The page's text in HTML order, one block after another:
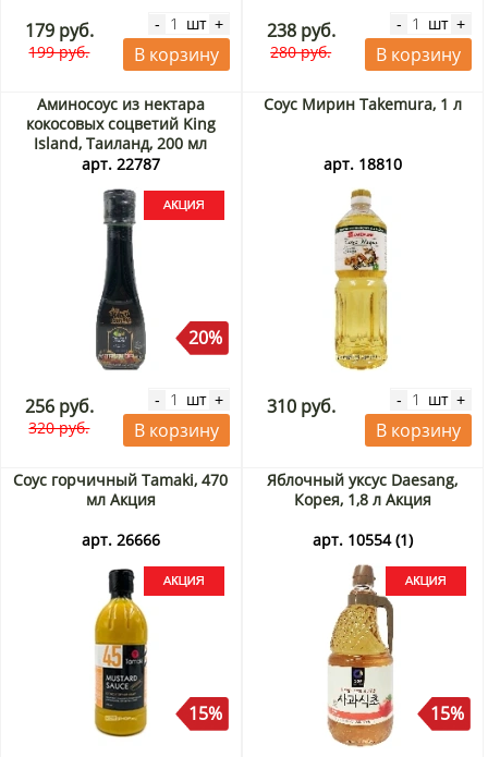
179 руб.
199 руб.
- шт +
В корзину
238 руб.
280 руб.
- шт +
В корзину
Аминосоус из нектара
кокосовых соцветий King
Island, Таиланд, 200 мл
Акция
арт. 22787
20%
256 руб.
320 руб.
- шт +
В корзину
Соус Мирин Takemura, 1 л
арт. 18810
310 руб. - шт +
В корзину
Соус горчичный Tamaki, 470
мл Акция
арт. 26666
15%
Яблочный уксус Daesang,
Корея, 1,8 л Акция
арт. 10554 (1)
15%